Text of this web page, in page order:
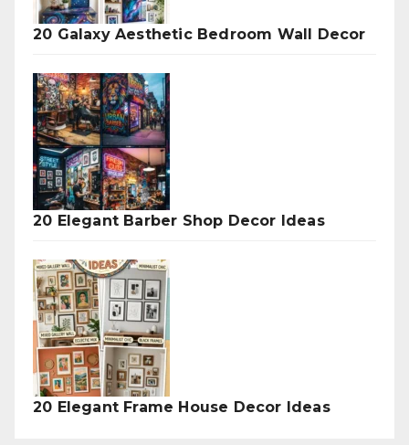
20 Galaxy Aesthetic Bedroom Wall Decor
20 Elegant Barber Shop Decor Ideas
20 Elegant Frame House Decor Ideas